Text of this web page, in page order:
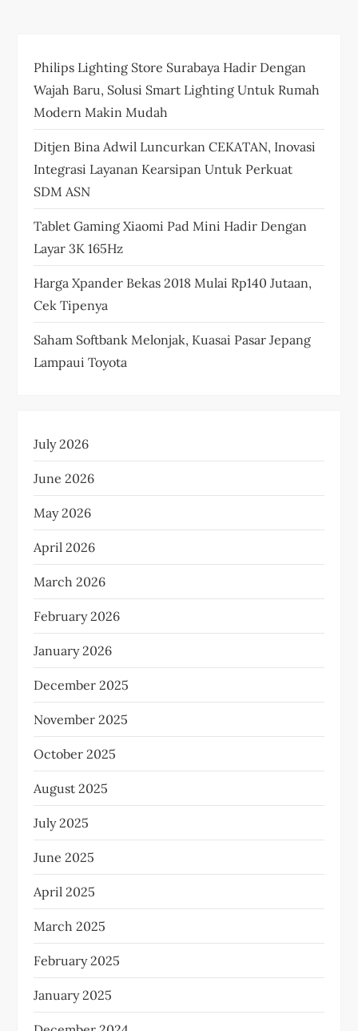
Philips Lighting Store Surabaya Hadir Dengan
Wajah Baru, Solusi Smart Lighting Untuk Rumah
Modern Makin Mudah
Ditjen Bina Adwil Luncurkan CEKATAN, Inovasi
Integrasi Layanan Kearsipan Untuk Perkuat
SDM ASN
Tablet Gaming Xiaomi Pad Mini Hadir Dengan
Layar 3K 165Hz
Harga Xpander Bekas 2018 Mulai Rp140 Jutaan,
Cek Tipenya
Saham Softbank Melonjak, Kuasai Pasar Jepang
Lampaui Toyota
July 2026
June 2026
May 2026
April 2026
March 2026
February 2026
January 2026
December 2025
November 2025
October 2025
August 2025
July 2025
June 2025
April 2025
March 2025
February 2025
January 2025